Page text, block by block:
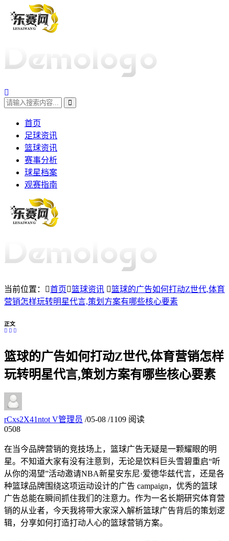
首页
足球资讯
篮球资讯
赛事分析
球星档案
观赛指南
当前位置： 首页 篮球资讯
篮球的广告如何打动Z世代,体育
营销怎样玩转明星代言,策划方案有哪些核心要素
正文
篮球的广告如何打动Z世代,体育营销怎样
玩转明星代言,策划方案有哪些核心要素
rCxs2X41ntot V管理员 /05-08 /1109 阅读
0508
在当今品牌营销的竞技场上，篮球广告无疑是一颗耀眼的明
星。不知道大家有没有注意到，无论是饮料巨头雪碧重启“听
从你的渴望”活动邀请NBA新星安东尼·爱德华兹代言，还是各
种篮球品牌围绕这项运动设计的广告 campaign，优秀的篮球
广告总能在瞬间抓住我们的注意力。作为一名长期研究体育营
销的从业者，今天我将带大家深入解析篮球广告背后的策划逻
辑，分享如何打造打动人心的篮球营销方案。